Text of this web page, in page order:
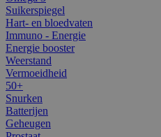
Suikerspiegel
Hart- en bloedvaten
Immuno - Energie
Energie booster
Weerstand
Vermoeidheid
50+
Snurken
Batterijen
Geheugen